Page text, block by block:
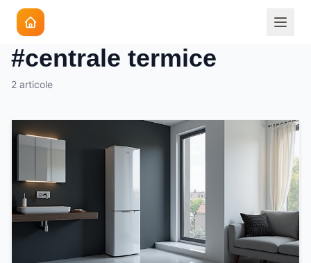
Eticheta
#centrale termice
2 articole